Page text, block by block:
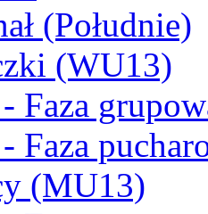
(Południe)
(WU13)
Faza
Faza
(MU13)